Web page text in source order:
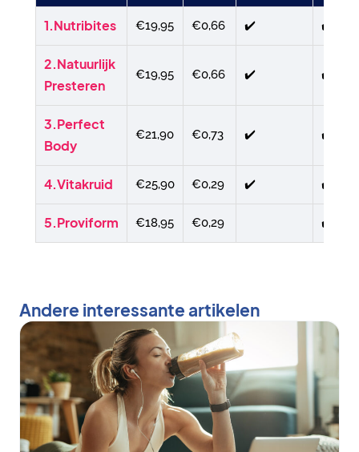
1.Nutribites €19,95 €0,66 ✔️ ✔️
2.Natuurlijk
Presteren
€19,95 €0,66 ✔️ ✔️
3.Perfect
Body
€21,90 €0,73 ✔️ ✔️
4.Vitakruid €25,90 €0,29 ✔️ ✔️
5.Proviform €18,95 €0,29 ✔️
Andere interessante artikelen